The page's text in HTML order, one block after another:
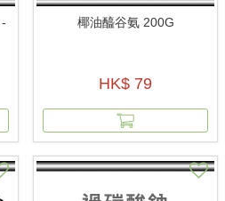
椰油醯谷氨 200G
HK$ 79